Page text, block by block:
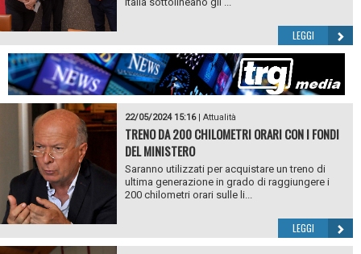
LEGGI
22/05/2024 15:16| Attualità
TRENO DA 200 CHILOMETRI ORARI CON I FONDI
DEL MINISTERO
Saranno utilizzati per acquistare un treno di
ultima generazione in grado di raggiungere i
200 chilometri orari sulle li...
LEGGI